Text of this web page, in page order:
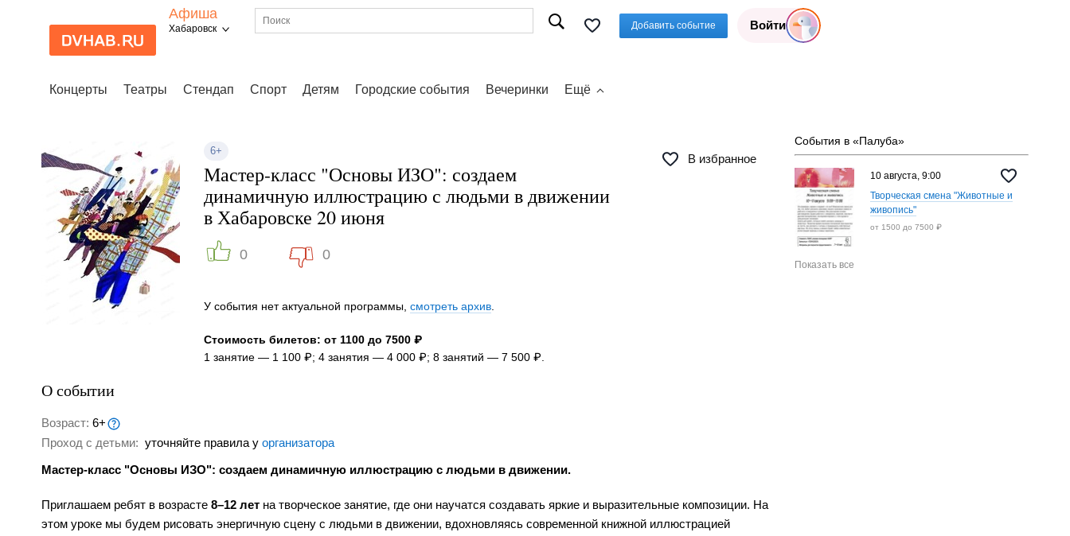
Афиша
Хабаровск Добавить событие Войти
Концерты Театры Стендап Спорт Детям Городские события Вечеринки Ещё
6+
В избранное
Мастер-класс "Основы ИЗО": создаем
динамичную иллюстрацию с людьми в движении
в Хабаровске 20 июня
0 0
У события нет актуальной программы, смотреть архив
Стоимость билетов: от 1100 до 7500 ₽
1 занятие — 1 100 ₽; 4 занятия — 4 000 ₽; 8 занятий — 7 500 ₽.
О событии
Возраст: 6+
Проход с детьми: уточняйте правила у организатора
Мастер-класс "Основы ИЗО": создаем динамичную иллюстрацию с людьми в движении.
Приглашаем ребят в возрасте 8–12 лет на творческое занятие, где они научатся создавать яркие и выразительные композиции. На
этом уроке мы будем рисовать энергичную сцену с людьми в движении, вдохновляясь современной книжной иллюстрацией
События в «Палуба»
10 августа, 9:00
Творческая смена "Животные и
живопись"
от 1500 до 7500 ₽
Показать все